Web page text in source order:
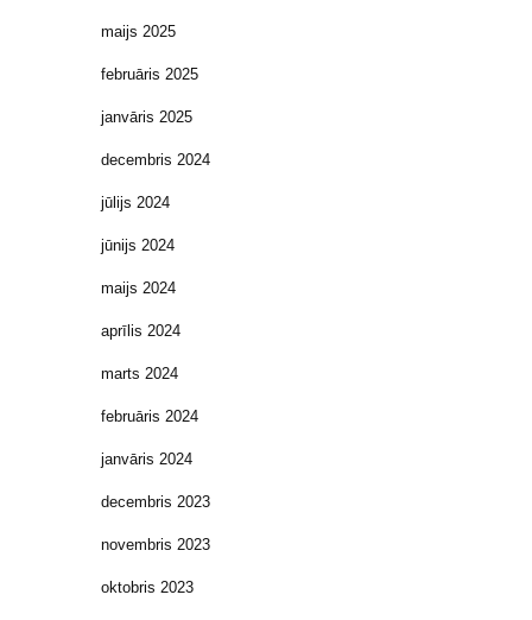
maijs 2025
februāris 2025
janvāris 2025
decembris 2024
jūlijs 2024
jūnijs 2024
maijs 2024
aprīlis 2024
marts 2024
februāris 2024
janvāris 2024
decembris 2023
novembris 2023
oktobris 2023